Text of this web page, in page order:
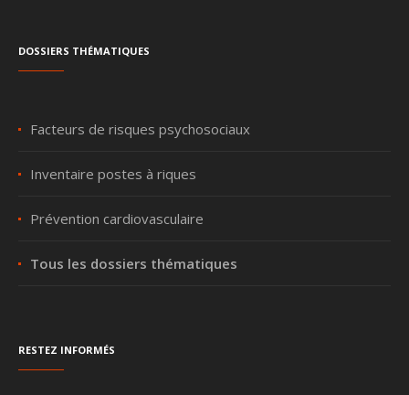
Dossiers thématiques
Facteurs de risques psychosociaux
Inventaire postes à riques
Prévention cardiovasculaire
Tous les dossiers thématiques
Restez informés